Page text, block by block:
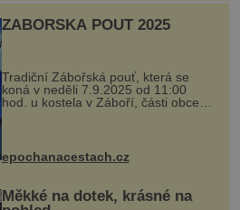
ZÁBOŘSKÁ POUŤ 2025
Tradiční Zábořská pouť, která se
koná v neděli 7.9.2025 od 11:00
hod. u kostela v Záboří, části obce
Kly u Mělníka. V programu naleznete
komentovanou prohlídku kostela,
epochanacestach.cz
Měkké na dotek, krásné na